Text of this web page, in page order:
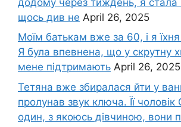
щось див не April 26, 2025
Моїм батькам вже за 60, і я
Я була впевнена, що у скрутну
мене підтримають April 26, 2025
Тетяна вже збиралася йти у
пролунав звук ключа. Її
один, з якоюсь дівчиною, вони